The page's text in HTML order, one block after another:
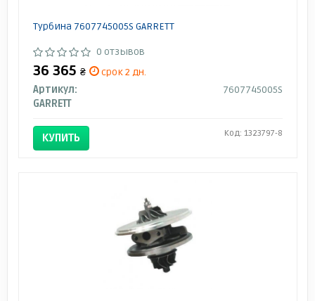
Турбина 7607745005S GARRETT
0 отзывов
36 365 ₴
срок 2 дн.
Артикул:
7607745005S
GARRETT
КУПИТЬ Код: 1323797-8